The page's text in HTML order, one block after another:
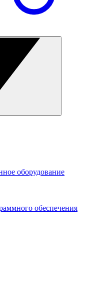
оборудование
обеспечения